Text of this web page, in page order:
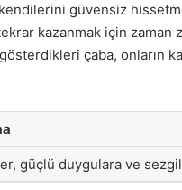
güvensiz
kazanmak için zaman
çaba, onların
güçlü duygulara ve